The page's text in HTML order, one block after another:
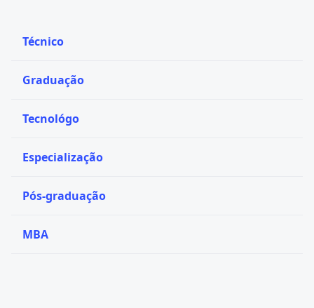
Técnico
Graduação
Tecnológo
Especialização
Pós-graduação
MBA